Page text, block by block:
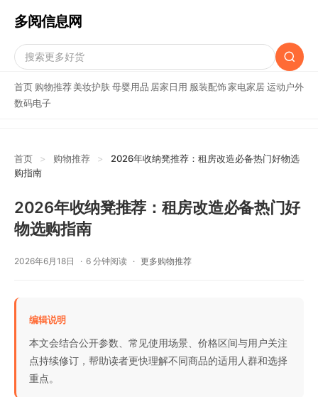
多阅信息网
首页 购物推荐 美妆护肤母婴用品 居家日用 服装配饰家电家居运动户外
数码电子
首页 > 购物推荐 >
2026年收纳凳推荐：租房改造必备热门好物选
购指南
2026年收纳凳推荐：租房改造必备热门好
物选购指南
2026年6月18日 6 分钟阅读 更多购物推荐
编辑说明
本文会结合公开参数、常见使用场景、价格区间与用户关注
点持续修订，帮助读者更快理解不同商品的适用人群和选择
重点。